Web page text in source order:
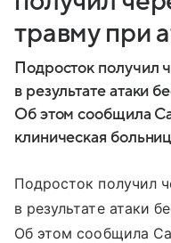
травму при
Подросток получил
в результате атаки
Об этом сообщила
клиническая
Подросток получил
в результате атаки
Об этом сообщила